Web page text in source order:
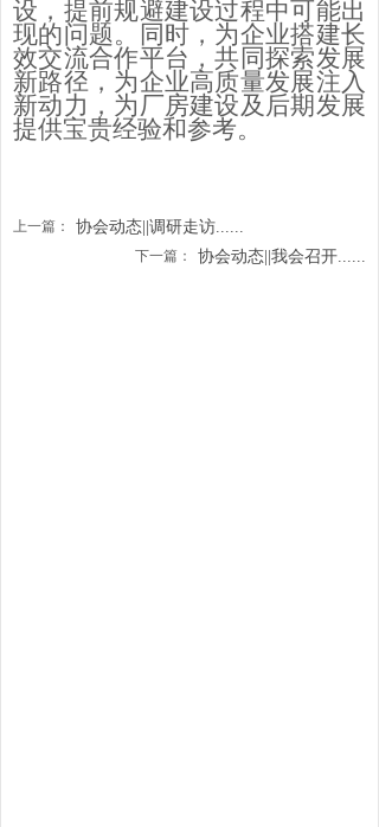
设，提前规避建设过程中可能出
现的问题。同时，为企业搭建长
效交流合作平台，共同探索发展
新路径，为企业高质量发展注入
新动力，为厂房建设及后期发展
提供宝贵经验和参考。
上一篇： 协会动态||调研走访......
下一篇： 协会动态||我会召开......